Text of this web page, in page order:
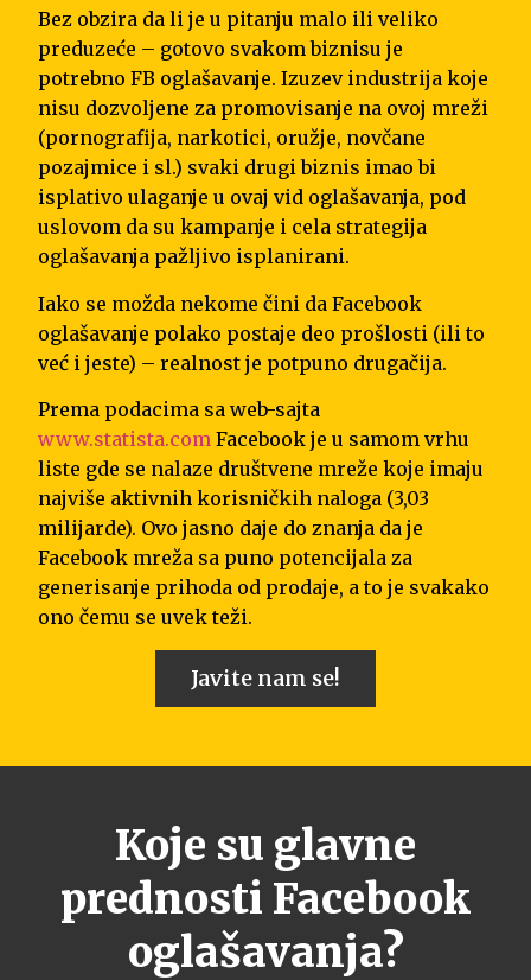
Bez obzira da li je u pitanju malo ili veliko
preduzeće – gotovo svakom biznisu je
potrebno FB oglašavanje. Izuzev industrija koje
nisu dozvoljene za promovisanje na ovoj mreži
(pornografija, narkotici, oružje, novčane
pozajmice i sl.) svaki drugi biznis imao bi
isplativo ulaganje u ovaj vid oglašavanja, pod
uslovom da su kampanje i cela strategija
oglašavanja pažljivo isplanirani.
Iako se možda nekome čini da Facebook
oglašavanje polako postaje deo prošlosti (ili to
već i jeste) – realnost je potpuno drugačija.
Prema podacima sa web-sajta
www.statista.com Facebook je u samom vrhu
liste gde se nalaze društvene mreže koje imaju
najviše aktivnih korisničkih naloga (3,03
milijarde). Ovo jasno daje do znanja da je
Facebook mreža sa puno potencijala za
generisanje prihoda od prodaje, a to je svakako
ono čemu se uvek teži.
Javite nam se!
Koje su glavne
prednosti Facebook
oglašavanja?